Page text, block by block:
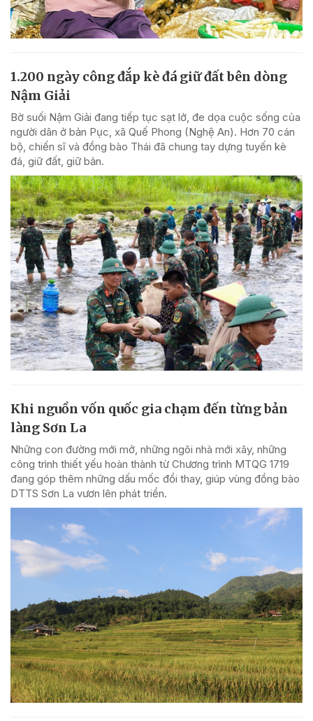
1.200 ngày công đắp kè đá giữ đất bên dòng
Nậm Giải
Bờ suối Nậm Giải đang tiếp tục sạt lở, đe dọa cuộc sống của
người dân ở bản Pục, xã Quế Phong (Nghệ An). Hơn 70 cán
bộ, chiến sĩ và đồng bào Thái đã chung tay dựng tuyến kè
đá, giữ đất, giữ bản.
Khi nguồn vốn quốc gia chạm đến từng bản
làng Sơn La
Những con đường mới mở, những ngôi nhà mới xây, những
công trình thiết yếu hoàn thành từ Chương trình MTQG 1719
đang góp thêm những dấu mốc đổi thay, giúp vùng đồng bào
DTTS Sơn La vươn lên phát triển.